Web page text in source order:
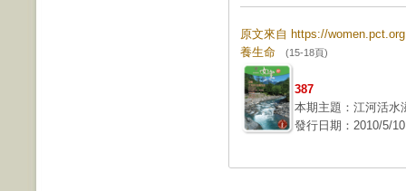
原文來自 https://
養生命 (15-18頁)
387
本期主題：江河活水
發行日期：2010/5/10